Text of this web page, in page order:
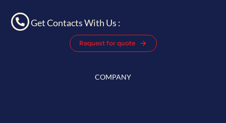
Get Contacts With Us :
Request for quote
COMPANY